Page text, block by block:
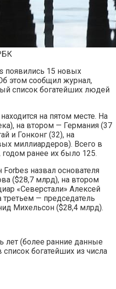
появились 15 новых
этом сообщил журнал,
список богатейших людей
на пятом месте. На
на втором — Германия (37
и Гонконг (32), на
миллиардеров). Всего в
годом ранее их было 125.
назвал основателя
($28,7 млрд), на втором
«Северстали» Алексей
— председатель
Михельсон ($28,4 млрд).
лет (более ранние данные
богатейших из числа